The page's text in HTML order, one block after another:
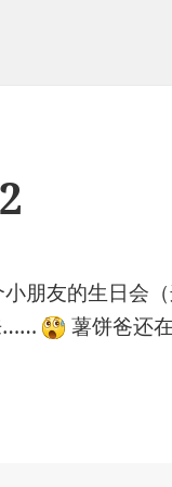
朋友的生日会
……
薯饼爸还